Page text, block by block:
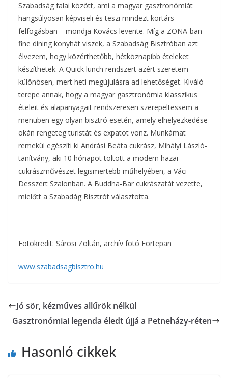
Szabadság falai között, ami a magyar gasztronómiát
hangsúlyosan képviseli és teszi mindezt kortárs
felfogásban – mondja Kovács levente. Míg a ZONA-ban
fine dining konyhát viszek, a Szabadság Bisztróban azt
élvezem, hogy közérthetőbb, hétköznapibb ételeket
készíthetek. A Quick lunch rendszert azért szeretem
különösen, mert heti megújulásra ad lehetőséget. Kiváló
terepe annak, hogy a magyar gasztronómia klasszikus
ételeit és alapanyagait rendszeresen szerepeltessem a
menüben egy olyan bisztró esetén, amely elhelyezkedése
okán rengeteg turistát és expatot vonz. Munkámat
remekül egészíti ki Andrási Beáta cukrász, Mihályi László-
tanítvány, aki 10 hónapot töltött a modern hazai
cukrászművészet legismertebb műhelyében, a Váci
Desszert Szalonban. A Buddha-Bar cukrászatát vezette,
mielőtt a Szabadág Bisztrót választotta.
Fotokredit: Sárosi Zoltán, archív fotó Fortepan
www.szabadsagbisztro.hu
Jó sör, kézműves allűrök nélkül
Gasztronómiai legenda éledt újjá a Petneházy-réten
Hasonló cikkek